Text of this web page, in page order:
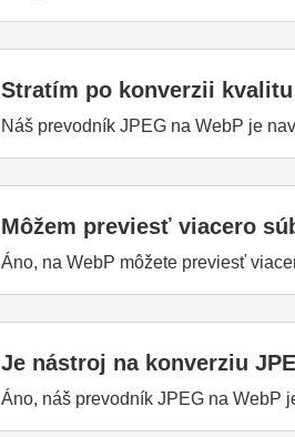
Stratím po konverzii
Náš prevodník JPEG na WebP je
Môžem previesť viacero
Áno, na WebP môžete previesť
Je nástroj na konverziu
Áno, náš prevodník JPEG na WebP